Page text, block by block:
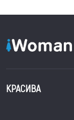
КРАСИВА